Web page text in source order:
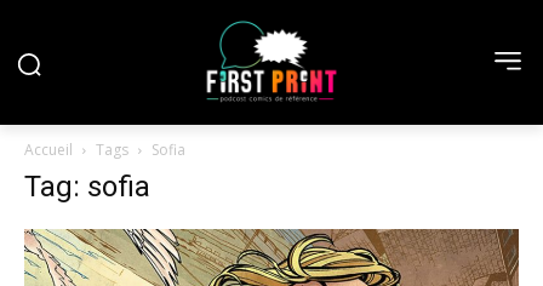
Accueil Tags Sofia
Tag: sofia